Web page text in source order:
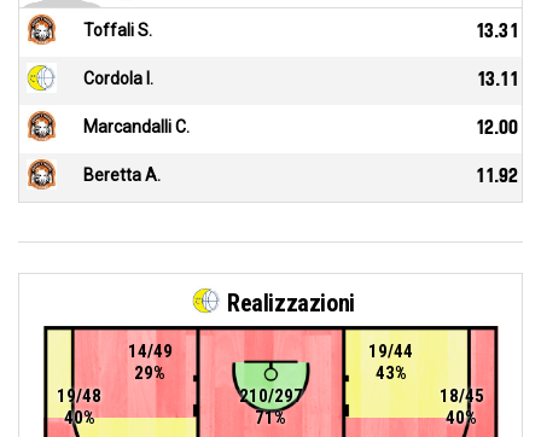
Toffali S. 13.31
Cordola I. 13.11
Marcandalli C. 12.00
Beretta A. 11.92
Realizzazioni
14/49
29%
19/44
43%
210/297
71%
19/48
40%
18/45
40%